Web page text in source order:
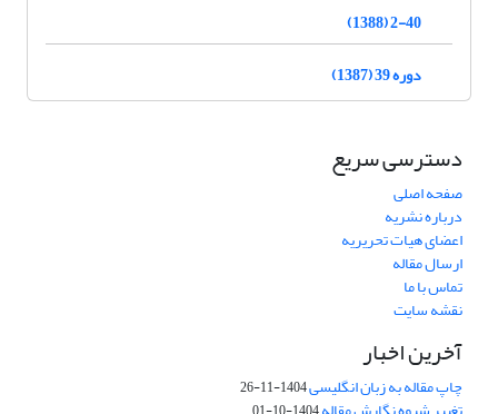
2-40 (1388)
دوره 39 (1387)
دسترسی سریع
صفحه اصلی
درباره نشریه
اعضای هیات تحریریه
ارسال مقاله
تماس با ما
نقشه سایت
آخرین اخبار
چاپ مقاله به زبان انگلیسی1404-11-26